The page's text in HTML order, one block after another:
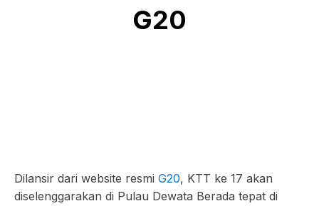
G20
Dilansir dari website resmi G20, KTT ke 17 akan
diselenggarakan di Pulau Dewata Berada tepat di